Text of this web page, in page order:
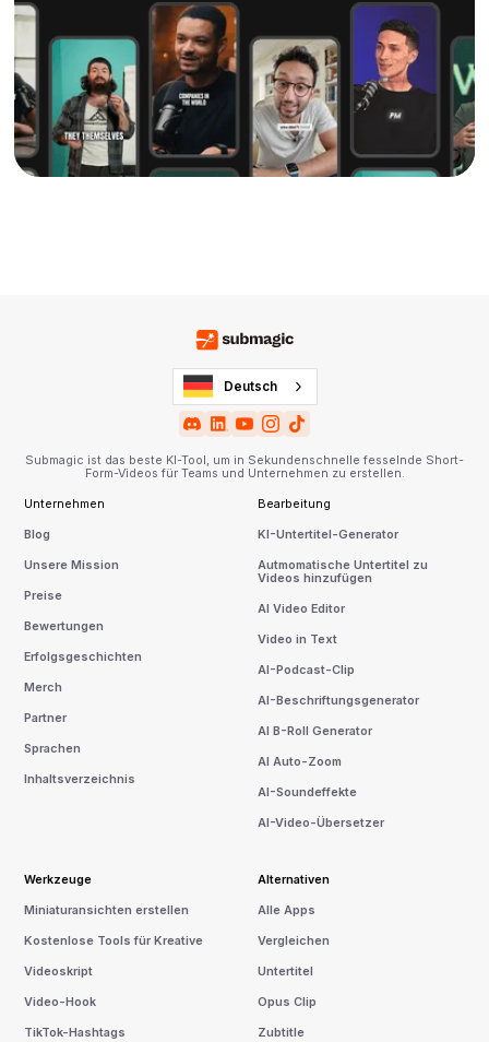
Deutsch
Submagic ist das beste KI-Tool, um in Sekundenschnelle fesselnde Short-
Form-Videos für Teams und Unternehmen zu erstellen.
Unternehmen
Blog
Unsere Mission
Preise
Bewertungen
Erfolgsgeschichten
Merch
Partner
Sprachen
Inhaltsverzeichnis
Bearbeitung
KI-Untertitel-Generator
Autmomatische Untertitel zu
Videos hinzufügen
AI Video Editor
Video in Text
AI-Podcast-Clip
AI-Beschriftungsgenerator
AI B-Roll Generator
AI Auto-Zoom
AI-Soundeffekte
AI-Video-Übersetzer
Werkzeuge
Miniaturansichten erstellen
Kostenlose Tools für Kreative
Videoskript
Video-Hook
TikTok-Hashtags
Alternativen
Alle Apps
Vergleichen
Untertitel
Opus Clip
Zubtitle